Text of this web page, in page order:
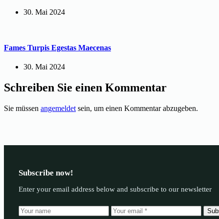
30. Mai 2024
Fames Turpis Egestas Maecenas
30. Mai 2024
Schreiben Sie einen Kommentar
Sie müssen angemeldet sein, um einen Kommentar abzugeben.
Subscribe now!
Enter your email address below and subscribe to our newsletter